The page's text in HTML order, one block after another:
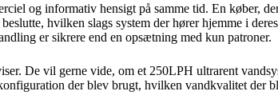
og informativ hensigt på samme tid. En køber,
hvilken slags system der hører hjemme i
er sikrere end en opsætning med kun patroner.
De vil gerne vide, om et 250LPH ultrarent
der blev brugt, hvilken vandkvalitet der